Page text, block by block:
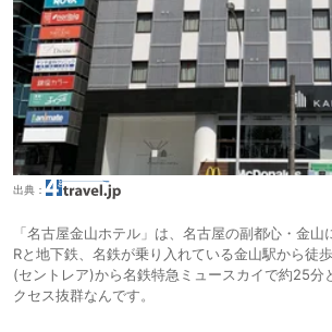
出典：
「名古屋金山ホテル」は、名古屋の副都心・金
Rと地下鉄、名鉄が乗り入れている金山駅から徒
(セントレア)から名鉄特急ミュースカイで約25分
クセス抜群なんです。